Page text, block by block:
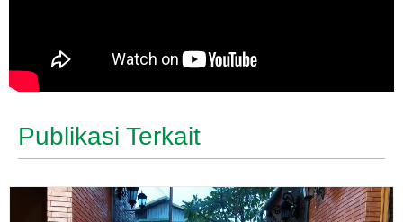
Publikasi Terkait